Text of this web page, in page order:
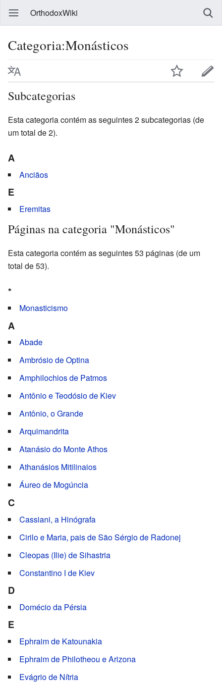
OrthodoxWiki
Categoria:Monásticos
Subcategorias
Esta categoria contém as seguintes 2 subcategorias (de
um total de 2).
A
Anciãos
E
Eremitas
Páginas na categoria "Monásticos"
Esta categoria contém as seguintes 53 páginas (de um
total de 53).
*
Monasticismo
A
Abade
Ambrósio de Optina
Amphilochios de Patmos
Antônio e Teodósio de Kiev
Antônio, o Grande
Arquimandrita
Atanásio do Monte Athos
Athanásios Mitilinaios
Áureo de Mogúncia
C
Cassiani, a Hinógrafa
Cirilo e Maria, pais de São Sérgio de Radonej
Cleopas (Ilie) de Sihastria
Constantino I de Kiev
D
Domécio da Pérsia
E
Ephraim de Katounakia
Ephraim de Philotheou e Arizona
Evágrio de Nítria